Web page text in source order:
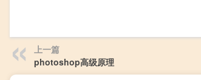
上一篇
photoshop高级原理